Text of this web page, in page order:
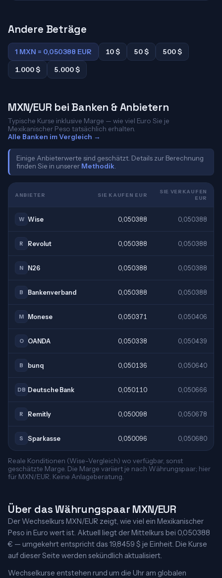
Andere Beträge
1 MXN = 0,050388 EUR 10 $ 50 $
500 $
1.000 $
5.000 $
MXN/EUR bei Banken & Anbietern
Typische Kurse inklusive Marge — wie viel Euro Sie je
Mexikanischer Peso tatsächlich erhalten.
Alle Banken im Vergleich →
Einige Anbieterwerte sind geschätzt. Details zur Berechnung
finden Sie in unserer Methodik
ANBIETER SIE KAUFEN EUR
SIE VERKAUFEN
EUR
W Wise 0,050388 0,050388
R Revolut 0,050388 0,050388
N N26 0,050388 0,050388
B Bankenverband 0,050388 0,050388
M Monese 0,050371 0,050406
O OANDA 0,050338 0,050439
B bunq 0,050136 0,050640
DB Deutsche Bank 0,050110 0,050666
R Remitly 0,050098 0,050678
S Sparkasse 0,050096 0,050680
Reale Konditionen (Wise-Vergleich) wo verfügbar, sonst
geschätzte Marge. Die Marge variiert je nach Währungspaar; hier
für MXN/EUR. Keine Anlageberatung.
Über das Währungspaar MXN/EUR
Der Wechselkurs MXN/EUR zeigt, wie viel ein Mexikanischer
Peso in Euro wert ist. Aktuell liegt der Mittelkurs bei 0,050388
€ — umgekehrt entspricht das 19,8459 $ je Einheit. Die Kurse
auf dieser Seite werden sekündlich aktualisiert.
Wechselkurse entstehen rund um die Uhr am globalen